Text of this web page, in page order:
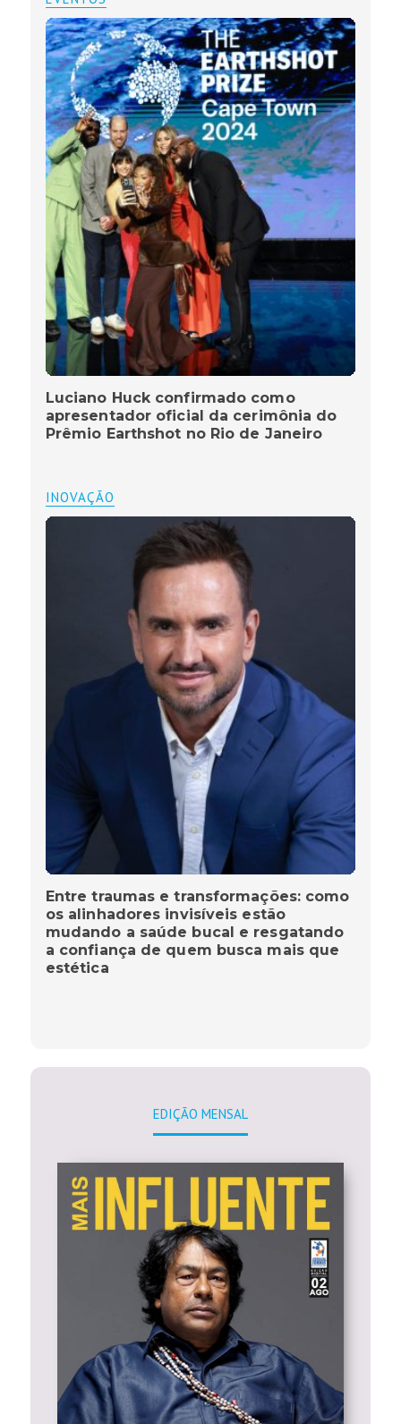
Luciano Huck confirmado como
apresentador oficial da cerimônia do
Prêmio Earthshot no Rio de Janeiro
INOVAÇÃO
Entre traumas e transformações: como
os alinhadores invisíveis estão
mudando a saúde bucal e resgatando
a confiança de quem busca mais que
estética
EDIÇÃO MENSAL